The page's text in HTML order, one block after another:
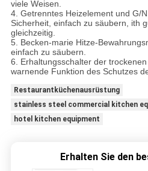
viele Weisen.
4. Getrenntes Heizelement und G/
Sicherheit, einfach zu säubern, ith
gleichzeitig.
5. Becken-marie Hitze-
einfach zu säubern.
6. Erhaltungsschalter der
warnende Funktion des Schutzes
Restaurantküchenausrüstung
stainless steel commercial kitchen
hotel kitchen equipment
Erhalten Sie den